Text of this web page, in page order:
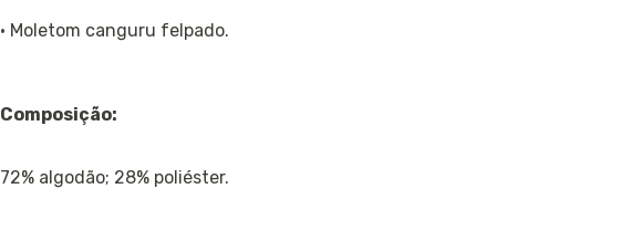
· Moletom canguru felpado.
Composição:
72% algodão; 28% poliéster.